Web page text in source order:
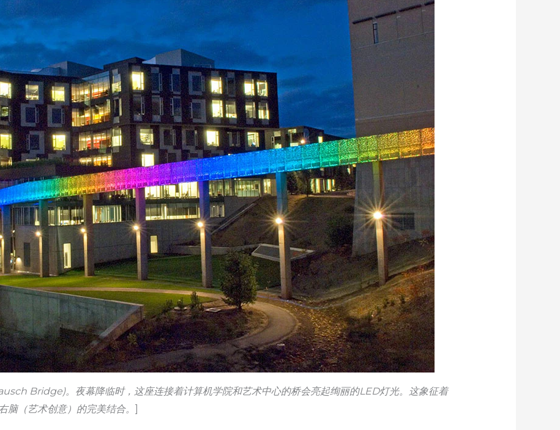
Bridge)。夜幕降临时，这座连接着计算机学院和艺术中心的桥会亮起绚丽的LED灯光。这象征着
（艺术创意）的完美结合。